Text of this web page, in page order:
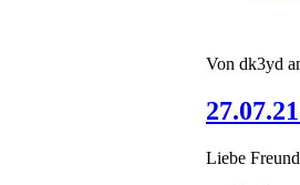
Von dk3yd
Liebe